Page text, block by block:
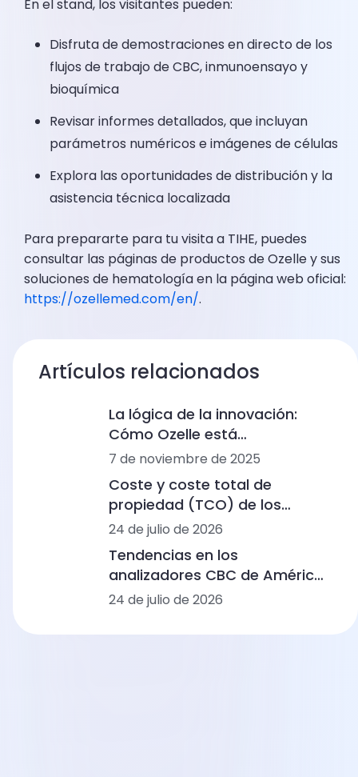
En el stand, los visitantes pueden:
Disfruta de demostraciones en directo de los
flujos de trabajo de CBC, inmunoensayo y
bioquímica
Revisar informes detallados, que incluyan
parámetros numéricos e imágenes de células
Explora las oportunidades de distribución y la
asistencia técnica localizada
Para prepararte para tu visita a TIHE, puedes
consultar las páginas de productos de Ozelle y sus
soluciones de hematología en la página web oficial:
https://ozellemed.com/en/.
Artículos relacionados
La lógica de la innovación:
Cómo Ozelle está
remodelando el diagnóstico
7 de noviembre de 2025
Coste y coste total de
propiedad (TCO) de los
analizadores de hemograma
completo: rangos de precios,
flujos de trabajo y situaciones
de laboratorio
24 de julio de 2026
Tendencias en los
analizadores CBC de América
Latina: automatización,
integración de flujos de
24 de julio de 2026